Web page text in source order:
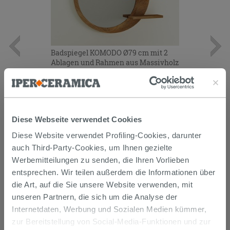
Diese Webseite verwendet Cookies
Diese Website verwendet Profiling-Cookies, darunter
auch Third-Party-Cookies, um Ihnen gezielte
Werbemitteilungen zu senden, die Ihren Vorlieben
entsprechen. Wir teilen außerdem die Informationen über
die Art, auf die Sie unsere Website verwenden, mit
unseren Partnern, die sich um die Analyse der
Internetdaten, Werbung und Sozialen Medien kümmer,
zur Bereitstellung von Social-Media-Funktionen und zur
Badspiegel KOMODO Ø79 cm mit 2
Ablagen und Rahmen aus Massivholz
279,90 € /STK.
KUNDEN, DIE DIESEN ARTIKEL